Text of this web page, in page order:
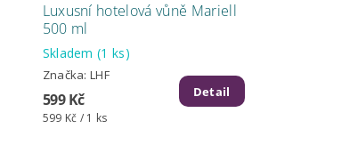
Luxusní hotelová vůně Mariell
500 ml
Skladem(1 ks)
Značka:LHF
599 Kč
599 Kč / 1 ks
Detail